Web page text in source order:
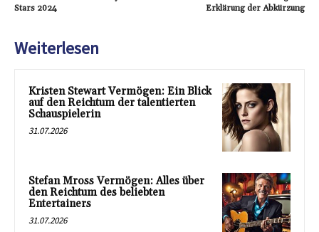
Stars 2024
Erklärung der Abkürzung
Weiterlesen
Kristen Stewart Vermögen: Ein Blick
auf den Reichtum der talentierten
Schauspielerin
31.07.2026
Stefan Mross Vermögen: Alles über
den Reichtum des beliebten
Entertainers
31.07.2026